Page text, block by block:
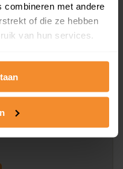
combineren met andere
of die ze hebben
van hun services.
perceel en